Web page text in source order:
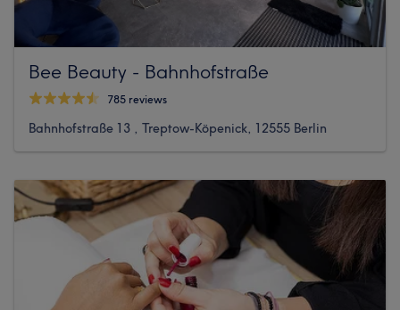
Bee Beauty - Bahnhofstraße
785 reviews
Bahnhofstraße 13 , Treptow-Köpenick, 12555 Berlin